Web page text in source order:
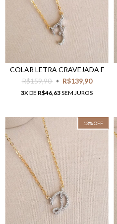
COLAR LETRA CRAVEJADA F
R$159,90
R$139,90
3X DE R$46,63SEM JUROS
13%OFF